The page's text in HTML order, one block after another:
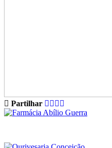
Partilhar